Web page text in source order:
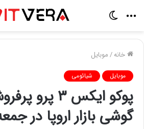
منو
خانه/موبایل
موبایل شیائومی
پوکو ایکس ۳
گوشی بازار اروپا در